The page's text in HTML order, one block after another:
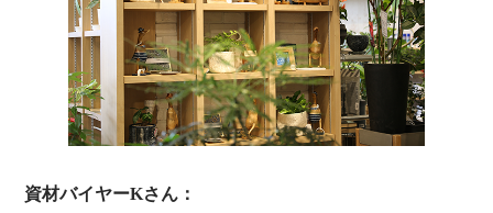
資材バイヤーKさん：